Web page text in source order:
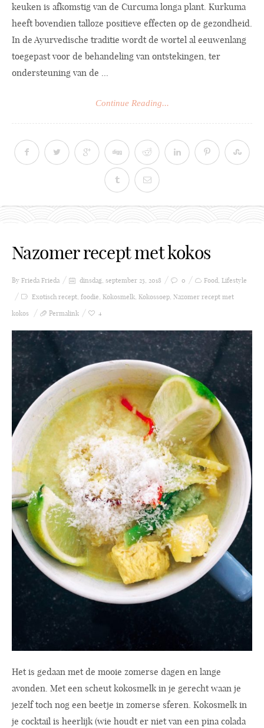
keuken is afkomstig van de Curcuma longa plant. Kurkuma
heeft bovendien talloze positieve effecten op de gezondheid.
In de Ayurvedische traditie wordt de wortel al eeuwenlang
toegepast voor de behandeling van ontstekingen, ter
ondersteuning van de ...
Continue Reading...
Nazomer recept met kokos
By Frieda Frieda dinsdag, september 25, 2018 0 Food Lifestyle
Exotisch recept foodie Kokosmelk Kokossoep Nazomer recept met
kokos
Permalink 4
Het is gedaan met de mooie zomerse dagen en lange
avonden. Met een scheut kokosmelk in je gerecht waan je
jezelf toch nog een beetje in zomerse sferen. Kokosmelk in
je cocktail is heerlijk (wie houdt er niet van een pina colada